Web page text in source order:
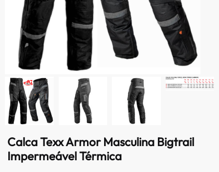
Calca Texx Armor Masculina Bigtrail
Impermeável Térmica